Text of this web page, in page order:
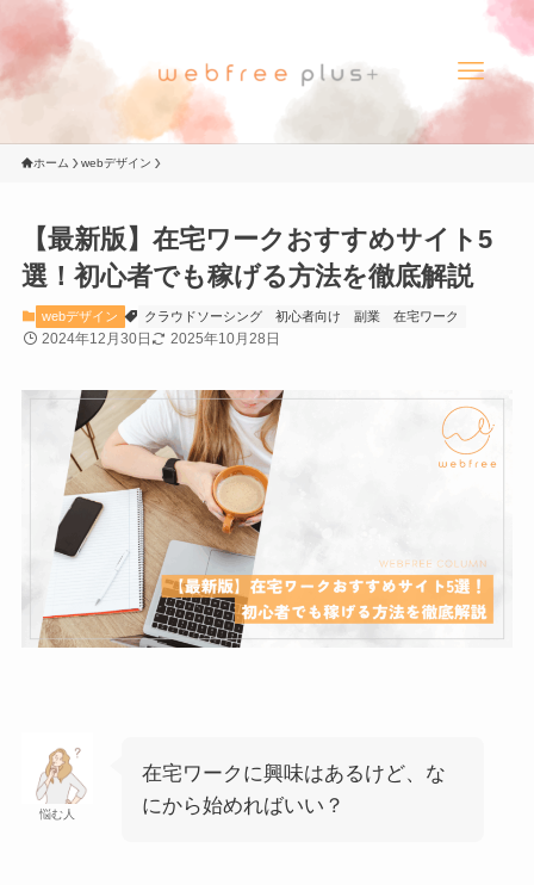
ホーム webデザイン
【最新版】在宅ワークおすすめサイト5
選！初心者でも稼げる方法を徹底解説
webデザイン クラウドソーシング 初心者向け 副業 在宅ワーク
2024年12月30日 2025年10月28日
悩む人
在宅ワークに興味はあるけど、な
にから始めればいい？